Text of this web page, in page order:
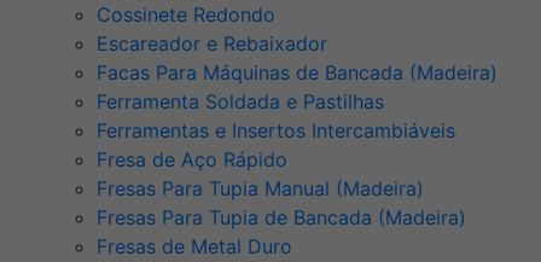
Cossinete Redondo
Escareador e Rebaixador
Facas Para Máquinas de Bancada (Madeira)
Ferramenta Soldada e Pastilhas
Ferramentas e Insertos Intercambiáveis
Fresa de Aço Rápido
Fresas Para Tupia Manual (Madeira)
Fresas Para Tupia de Bancada (Madeira)
Fresas de Metal Duro